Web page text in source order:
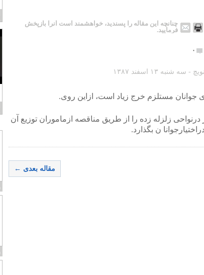
چنانچه این مقاله را پسندید، خواهشمند است آنرا بازپخش
فرمایید.
۰
جوانان مستلزم خرج زیاد است، ازاین روی.
زلزله زده را از طریق مناقصه ازماموران توزیع آن
ن بگذارد.
مقاله بعدی ←